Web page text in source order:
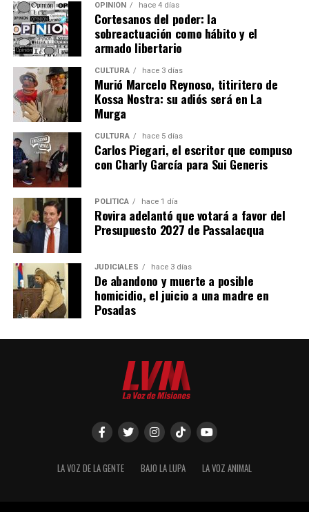
OPINIÓN hace 4 días
Cortesanos del poder: la
sobreactuación como hábito y el
armado libertario
CULTURA hace 3 días
Murió Marcelo Reynoso, titiritero de
Kossa Nostra: su adiós será en La
Murga
CULTURA hace 5 días
Carlos Piegari, el escritor que compuso
con Charly García para Sui Generis
POLÍTICA hace 1 día
Rovira adelantó que votará a favor del
Presupuesto 2027 de Passalacqua
JUDICIALES hace 3 días
De abandono y muerte a posible
homicidio, el juicio a una madre en
Posadas
LA VOZ DE LA GENTE BAJO LA LUPA LA VOZ ANIMAL